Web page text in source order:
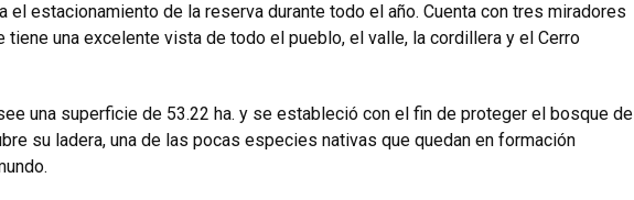
el estacionamiento de la reserva durante todo el año. Cuenta con tres miradores
tiene una excelente vista de todo el pueblo, el valle, la cordillera y el Cerro
una superficie de 53.22 ha. y se estableció con el fin de proteger el bosque de
su ladera, una de las pocas especies nativas que quedan en formación